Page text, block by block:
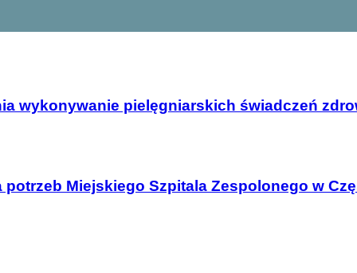
wykonywanie pielęgniarskich świadczeń
Miejskiego Szpitala Zespolonego w